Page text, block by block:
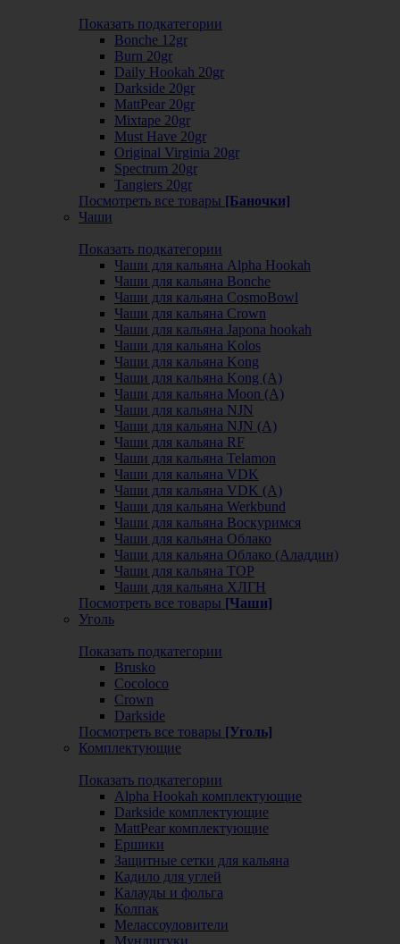
Показать подкатегории
Bonche 12gr
Burn 20gr
Daily Hookah 20gr
Darkside 20gr
MattPear 20gr
Mixtape 20gr
Must Have 20gr
Original Virginia 20gr
Spectrum 20gr
Tangiers 20gr
Посмотреть все товары [Баночки]
Чаши
Показать подкатегории
Чаши для кальяна Alpha Hookah
Чаши для кальяна Bonche
Чаши для кальяна CosmoBowl
Чаши для кальяна Crown
Чаши для кальяна Japona hookah
Чаши для кальяна Kolos
Чаши для кальяна Kong
Чаши для кальяна Kong (A)
Чаши для кальяна Moon (А)
Чаши для кальяна NJN
Чаши для кальяна NJN (А)
Чаши для кальяна RF
Чаши для кальяна Telamon
Чаши для кальяна VDK
Чаши для кальяна VDK (А)
Чаши для кальяна Werkbund
Чаши для кальяна Воскуримся
Чаши для кальяна Облако
Чаши для кальяна Облако (Аладдин)
Чаши для кальяна ТОР
Чаши для кальяна ХЛГН
Посмотреть все товары [Чаши]
Уголь
Показать подкатегории
Brusko
Cocoloco
Crown
Darkside
Посмотреть все товары [Уголь]
Комплектующие
Показать подкатегории
Alpha Hookah комплектующие
Darkside комплектующие
MattPear комплектующие
Ершики
Защитные сетки для кальяна
Кадило для углей
Калауды и фольга
Колпак
Мелассоуловители
Мундштуки